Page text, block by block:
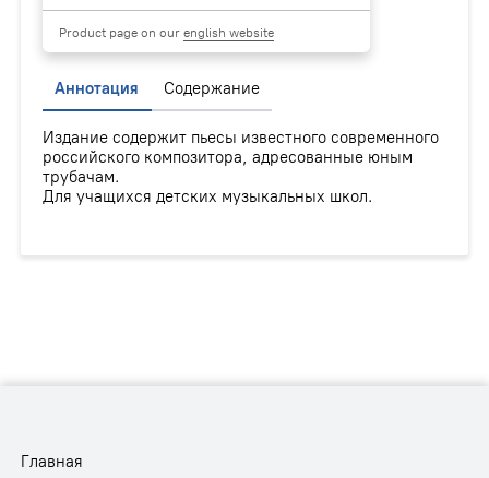
Product page on ourenglish website
Аннотация Содержание
Издание содержит пьесы известного современного
российского композитора, адресованные юным
трубачам.
Для учащихся детских музыкальных школ.
Главная